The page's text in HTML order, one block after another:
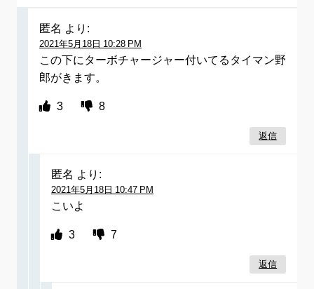
匿名 より:
2021年5月18日 10:28 PM
この下にターボチャージャー付いてるタイマン野
郎がきます。
3 8
返信
匿名 より:
2021年5月18日 10:47 PM
こいよ
3 7
返信